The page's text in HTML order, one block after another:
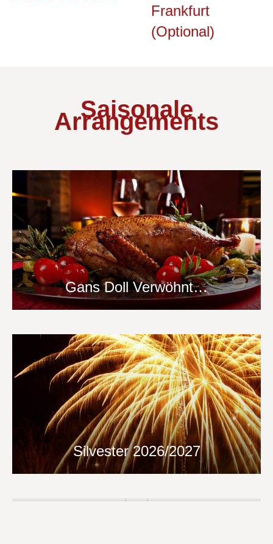
Frankfurt
(Optional)
Saisonale
Arrangements
Gans Doll Verwöhnt…
Silvester 2026/2027
Ostern Im Spessart ( Fr. 03. – Mo